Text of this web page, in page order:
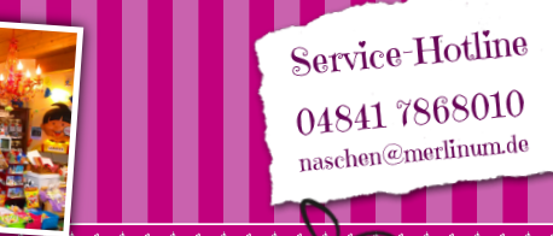
Service-Hotline
04841 7868010
naschen@merlinum.de